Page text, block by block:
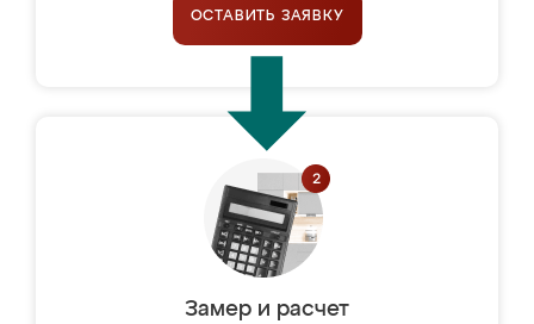
ОСТАВИТЬ ЗАЯВКУ
Замер и расчет